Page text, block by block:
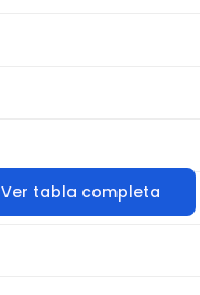
Ver tabla completa